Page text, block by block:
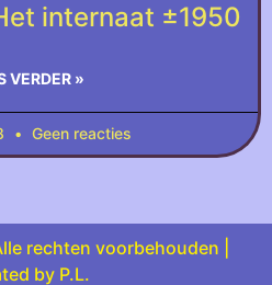
internaat ±1950
VERDER »
Geen reacties
rechten voorbehouden |
by P.L.